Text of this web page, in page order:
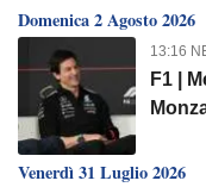
Domenica 2 Agosto 2026
13:16
F1 |
Venerdì 31 Luglio 2026